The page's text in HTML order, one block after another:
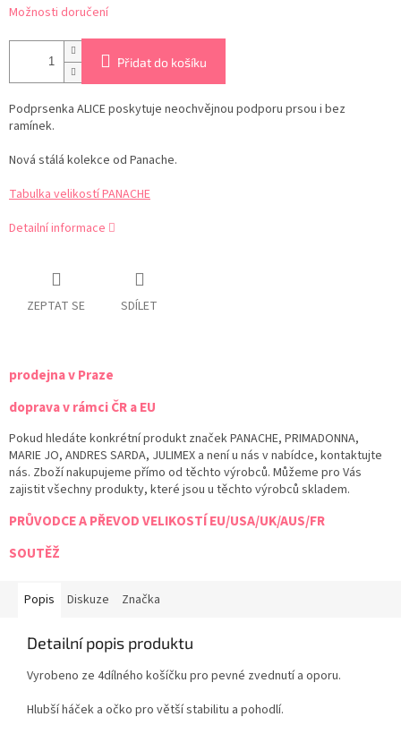
Možnosti doručení
Přidat do košíku
Podprsenka ALICE poskytuje neochvějnou podporu prsou i bez
ramínek.
Nová stálá kolekce od Panache.
Tabulka velikostí PANACHE
Detailní informace
ZEPTAT SE SDÍLET
prodejna v Praze
doprava v rámci ČR a EU
Pokud hledáte konkrétní produkt značek PANACHE, PRIMADONNA,
MARIE JO, ANDRES SARDA, JULIMEX a není u nás v nabídce, kontaktujte
nás. Zboží nakupujeme přímo od těchto výrobců. Můžeme pro Vás
zajistit všechny produkty, které jsou u těchto výrobců skladem.
PRŮVODCE A PŘEVOD VELIKOSTÍ EU/USA/UK/AUS/FR
SOUTĚŽ
Popis Diskuze Značka
Detailní popis produktu
Vyrobeno ze 4dílného košíčku pro pevné zvednutí a oporu.
Hlubší háček a očko pro větší stabilitu a pohodlí.